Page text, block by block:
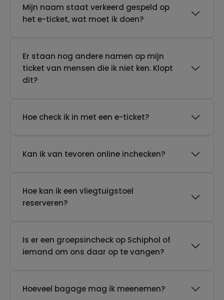
Mijn naam staat verkeerd gespeld op
het e-ticket, wat moet ik doen?
Er staan nog andere namen op mijn
ticket van mensen die ik niet ken. Klopt
dit?
Hoe check ik in met een e-ticket?
Kan ik van tevoren online inchecken?
Hoe kan ik een vliegtuigstoel
reserveren?
Is er een groepsincheck op Schiphol of
iemand om ons daar op te vangen?
Hoeveel bagage mag ik meenemen?